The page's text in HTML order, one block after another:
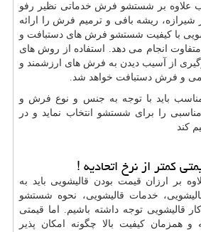
علاوه بر شستشو فرش خدماتی نظیر رفو
شیرازه، ریشه بافی و ترمیم فرش را ارائه
با کیفیت شستشو فرش های دستبافت و
انجام می دهد. استفاده از روش های
از آسیب دیدن به فرش های ارزشمند و
و فرش دستبافت خواهد شد.
باید با توجه به جنس و نوع فرش و
را برای شستشو انتخاب نماید و در
کند
کمتر از نرخ اتحادیه !
بر ارزان قیمت بودن قالیشویی باید به
خدمات قالیشویی، نحوه شستشو
قالیشویی توجه داشته باشیم. اما قیمتی
و همزمان کیفیت بالا چگونه امکان پذیر